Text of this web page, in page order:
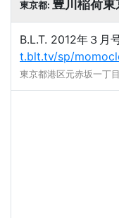
東京都: 豊川稲荷東
B.L.T. 2012年３
t.blt.tv/sp/
東京都港区元赤坂一丁